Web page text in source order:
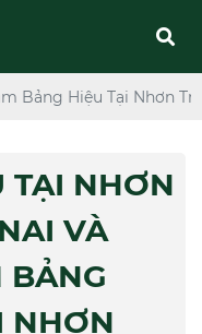
Bảng Hiệu Tại Nhơn
TẠI NHƠN
VÀ
BẢNG
NHƠN